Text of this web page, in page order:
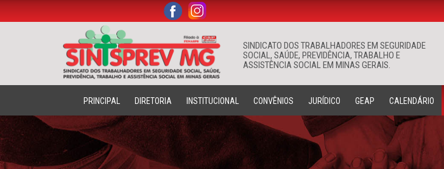
SINDICATO DOS TRABALHADORES EM SEGURIDADE
SOCIAL, SAÚDE, PREVIDÊNCIA, TRABALHO E
ASSISTÊNCIA SOCIAL EM MINAS GERAIS.
Buscar
. .
PRINCIPAL DIRETORIA INSTITUCIONAL CONVÊNIOS JURÍDICO GEAP CALENDÁRIO